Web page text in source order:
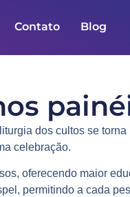
Contato Blog
dos cultos se torna
celebração.
oferecendo maior
permitindo a cada